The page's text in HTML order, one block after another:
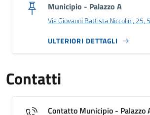
Municipio - Palazzo A
Via Giovanni Battista Niccolini, 25,
ULTERIORI DETTAGLI
Contatti
Contatto Municipio - Palazzo